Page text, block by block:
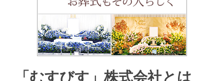
「むすびす」株式会社とは